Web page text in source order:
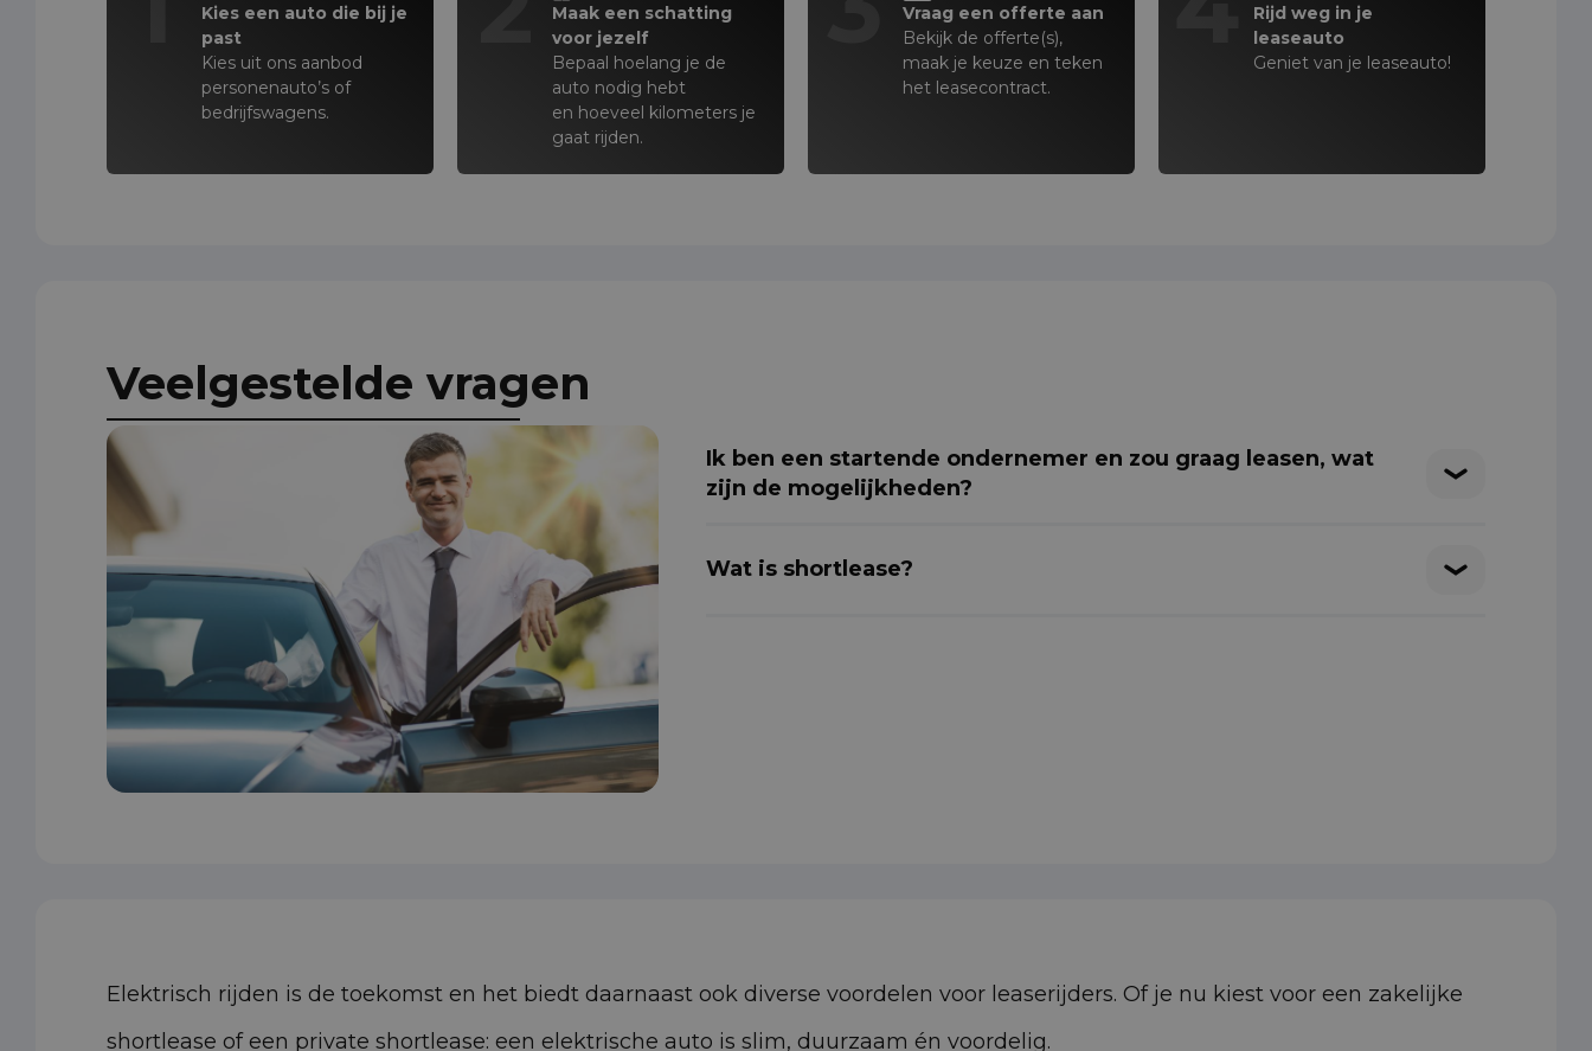
Kies een auto die bij je
past
Kies uit ons aanbod
personenauto’s of
bedrijfswagens.
Maak een schatting
voor jezelf
Bepaal hoelang je de
auto nodig hebt
en hoeveel kilometers je
gaat rijden.
Vraag een offerte aan
Bekijk de offerte(s),
maak je keuze en teken
het leasecontract.
Rijd weg in je
leaseauto
Geniet van je leaseauto!
Veelgestelde vragen
Ik ben een startende ondernemer en zou graag leasen, wat
zijn de mogelijkheden?
Wat is shortlease?
Elektrisch rijden is de toekomst en het biedt daarnaast ook diverse voordelen voor leaserijders. Of je nu kiest voor een zakelijke
shortlease of een private shortlease: een elektrische auto is slim, duurzaam én voordelig.